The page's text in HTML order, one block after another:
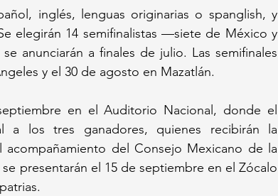
inglés, lenguas originarias o spanglish, y
elegirán 14 semifinalistas —siete de México y
anunciarán a finales de julio. Las semifinales
y el 30 de agosto en Mazatlán.
en el Auditorio Nacional, donde el
a los tres ganadores, quienes recibirán la
del Consejo Mexicano de la
presentarán el 15 de septiembre en el Zócalo